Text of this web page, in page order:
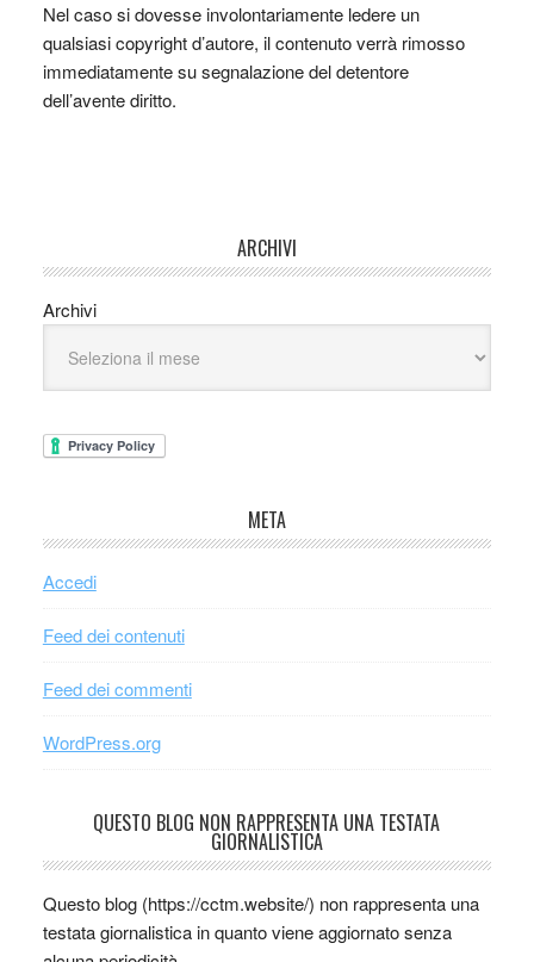
Nel caso si dovesse involontariamente ledere un
qualsiasi copyright d’autore, il contenuto verrà rimosso
immediatamente su segnalazione del detentore
dell’avente diritto.
ARCHIVI
Archivi
META
Accedi
Feed dei contenuti
Feed dei commenti
WordPress.org
QUESTO BLOG NON RAPPRESENTA UNA TESTATA
GIORNALISTICA
Questo blog (https://cctm.website/) non rappresenta una
testata giornalistica in quanto viene aggiornato senza